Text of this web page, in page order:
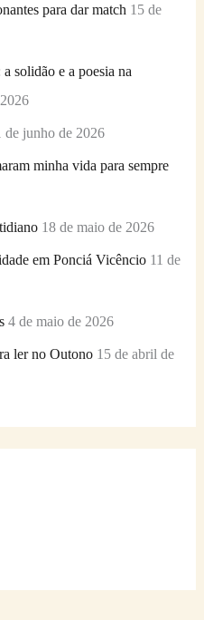
para dar match 15 de
solidão e a poesia na
de junho de 2026
minha vida para sempre
18 de maio de 2026
em Ponciá Vicêncio 11 de
4 de maio de 2026
ler no Outono 15 de abril de